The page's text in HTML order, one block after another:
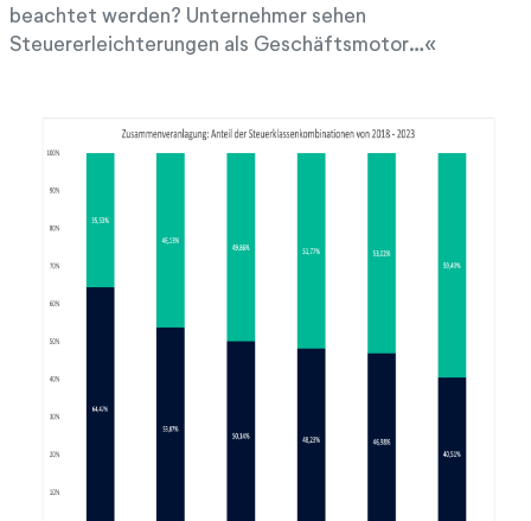
beachtet werden? Unternehmer sehen
Steuererleichterungen als Geschäftsmotor…